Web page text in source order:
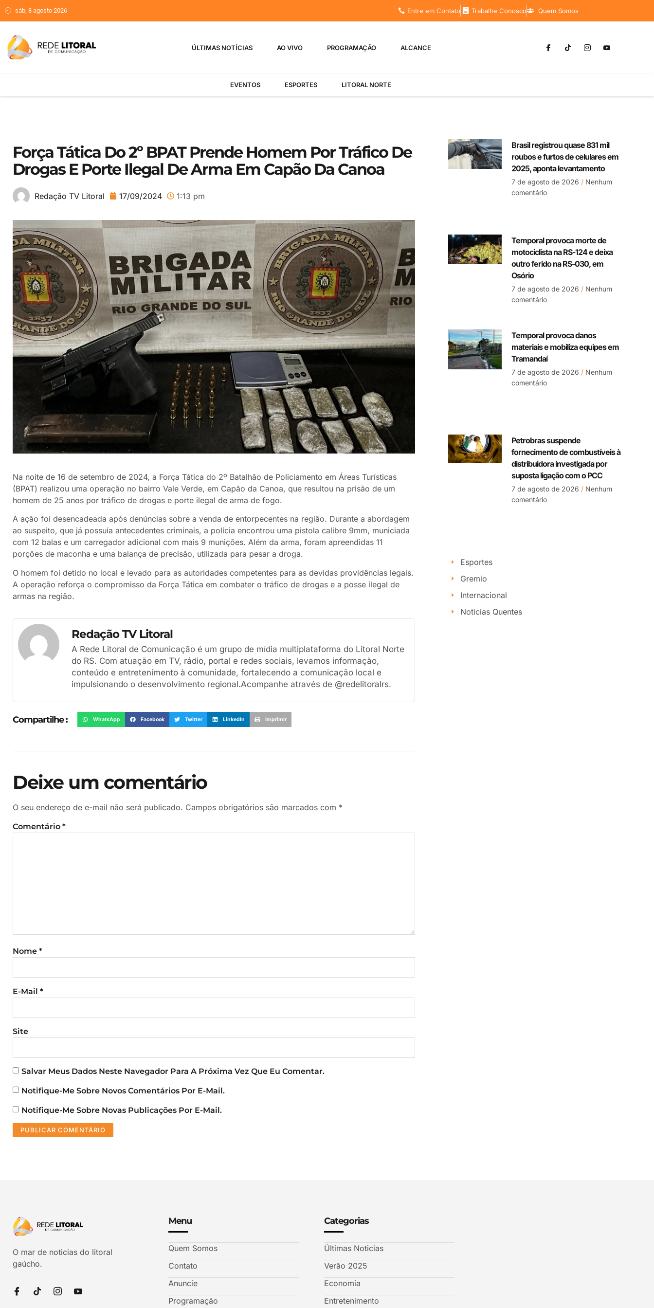
sáb, 8 agosto 2026 Entre em Contato Trabalhe Conosco Quem Somos
ÚLTIMAS NOTÍCIAS AO VIVO PROGRAMAÇÃO ALCANCE
EVENTOS ESPORTES LITORAL NORTE
Força Tática Do 2º BPAT Prende Homem Por Tráfico De
Drogas E Porte Ilegal De Arma Em Capão Da Canoa
Redação TV Litoral 17/09/2024 1:13 pm
Na noite de 16 de setembro de 2024, a Força Tática do 2º Batalhão de Policiamento em Áreas Turísticas
(BPAT) realizou uma operação no bairro Vale Verde, em Capão da Canoa, que resultou na prisão de um
homem de 25 anos por tráfico de drogas e porte ilegal de arma de fogo.
A ação foi desencadeada após denúncias sobre a venda de entorpecentes na região. Durante a abordagem
ao suspeito, que já possuía antecedentes criminais, a polícia encontrou uma pistola calibre 9mm, municiada
com 12 balas e um carregador adicional com mais 9 munições. Além da arma, foram apreendidas 11
porções de maconha e uma balança de precisão, utilizada para pesar a droga.
O homem foi detido no local e levado para as autoridades competentes para as devidas providências legais.
A operação reforça o compromisso da Força Tática em combater o tráfico de drogas e a posse ilegal de
armas na região.
Redação TV Litoral
A Rede Litoral de Comunicação é um grupo de mídia multiplataforma do Litoral Norte
do RS. Com atuação em TV, rádio, portal e redes sociais, levamos informação,
conteúdo e entretenimento à comunidade, fortalecendo a comunicação local e
impulsionando o desenvolvimento regional.Acompanhe através de @redelitoralrs.
Compartilhe : WhatsApp Facebook Twitter LinkedIn Imprimir
Deixe um comentário
O seu endereço de e-mail não será publicado. Campos obrigatórios são marcados com *
Comentário *
Nome *
E-Mail *
Site
Salvar Meus Dados Neste Navegador Para A Próxima Vez Que Eu Comentar.
Notifique-Me Sobre Novos Comentários Por E-Mail.
Notifique-Me Sobre Novas Publicações Por E-Mail.
Brasil registrou quase 831 mil
roubos e furtos de celulares em
2025, aponta levantamento
7 de agosto de 2026 Nenhum
comentário
Temporal provoca morte de
motociclista na RS-124 e deixa
outro ferido na RS-030, em
Osório
7 de agosto de 2026 Nenhum
comentário
Temporal provoca danos
materiais e mobiliza equipes em
Tramandaí
7 de agosto de 2026 Nenhum
comentário
Petrobras suspende
fornecimento de combustíveis à
distribuidora investigada por
suposta ligação com o PCC
7 de agosto de 2026 Nenhum
comentário
Esportes
Gremio
Internacional
Noticias Quentes
O mar de noticias do litoral
gaúcho.
Menu
Quem Somos
Contato
Anuncie
Programação
Categorias
Últimas Noticias
Verão 2025
Economia
Entretenimento